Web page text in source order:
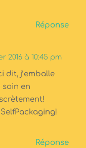
Réponse
2016 à 10:45 pm
dit, j’emballe
soin en
Réponse